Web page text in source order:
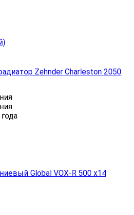
Zehnder Charleston 2050